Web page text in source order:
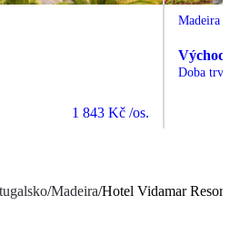
1 843 Kč /os.
Madeira
Východ
Doba
/Madeira/Hotel Vidamar